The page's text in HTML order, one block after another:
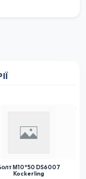
М10*50 DS6007
Kockerling